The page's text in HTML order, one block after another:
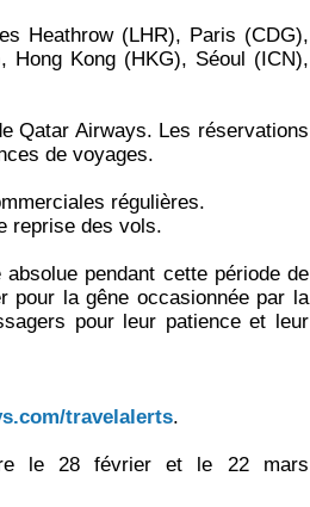
Heathrow (LHR), Paris (CDG),
Hong Kong (HKG), Séoul (ICN),
Qatar Airways. Les réservations
de voyages.
régulières.
reprise des vols.
pendant cette période de
pour la gêne occasionnée par la
pour leur patience et leur
travelalerts.
le 28 février et le 22 mars